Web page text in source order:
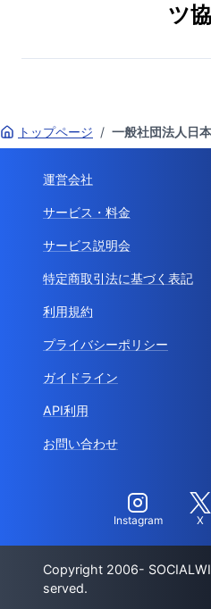
ツ
トップページ / 一般社団法人日
運営会社
サービス・料金
サービス説明会
特定商取引法に基づく表記
利用規約
プライバシーポリシー
ガイドライン
API利用
お問い合わせ
Instagram X
Copyright 2006-
served.